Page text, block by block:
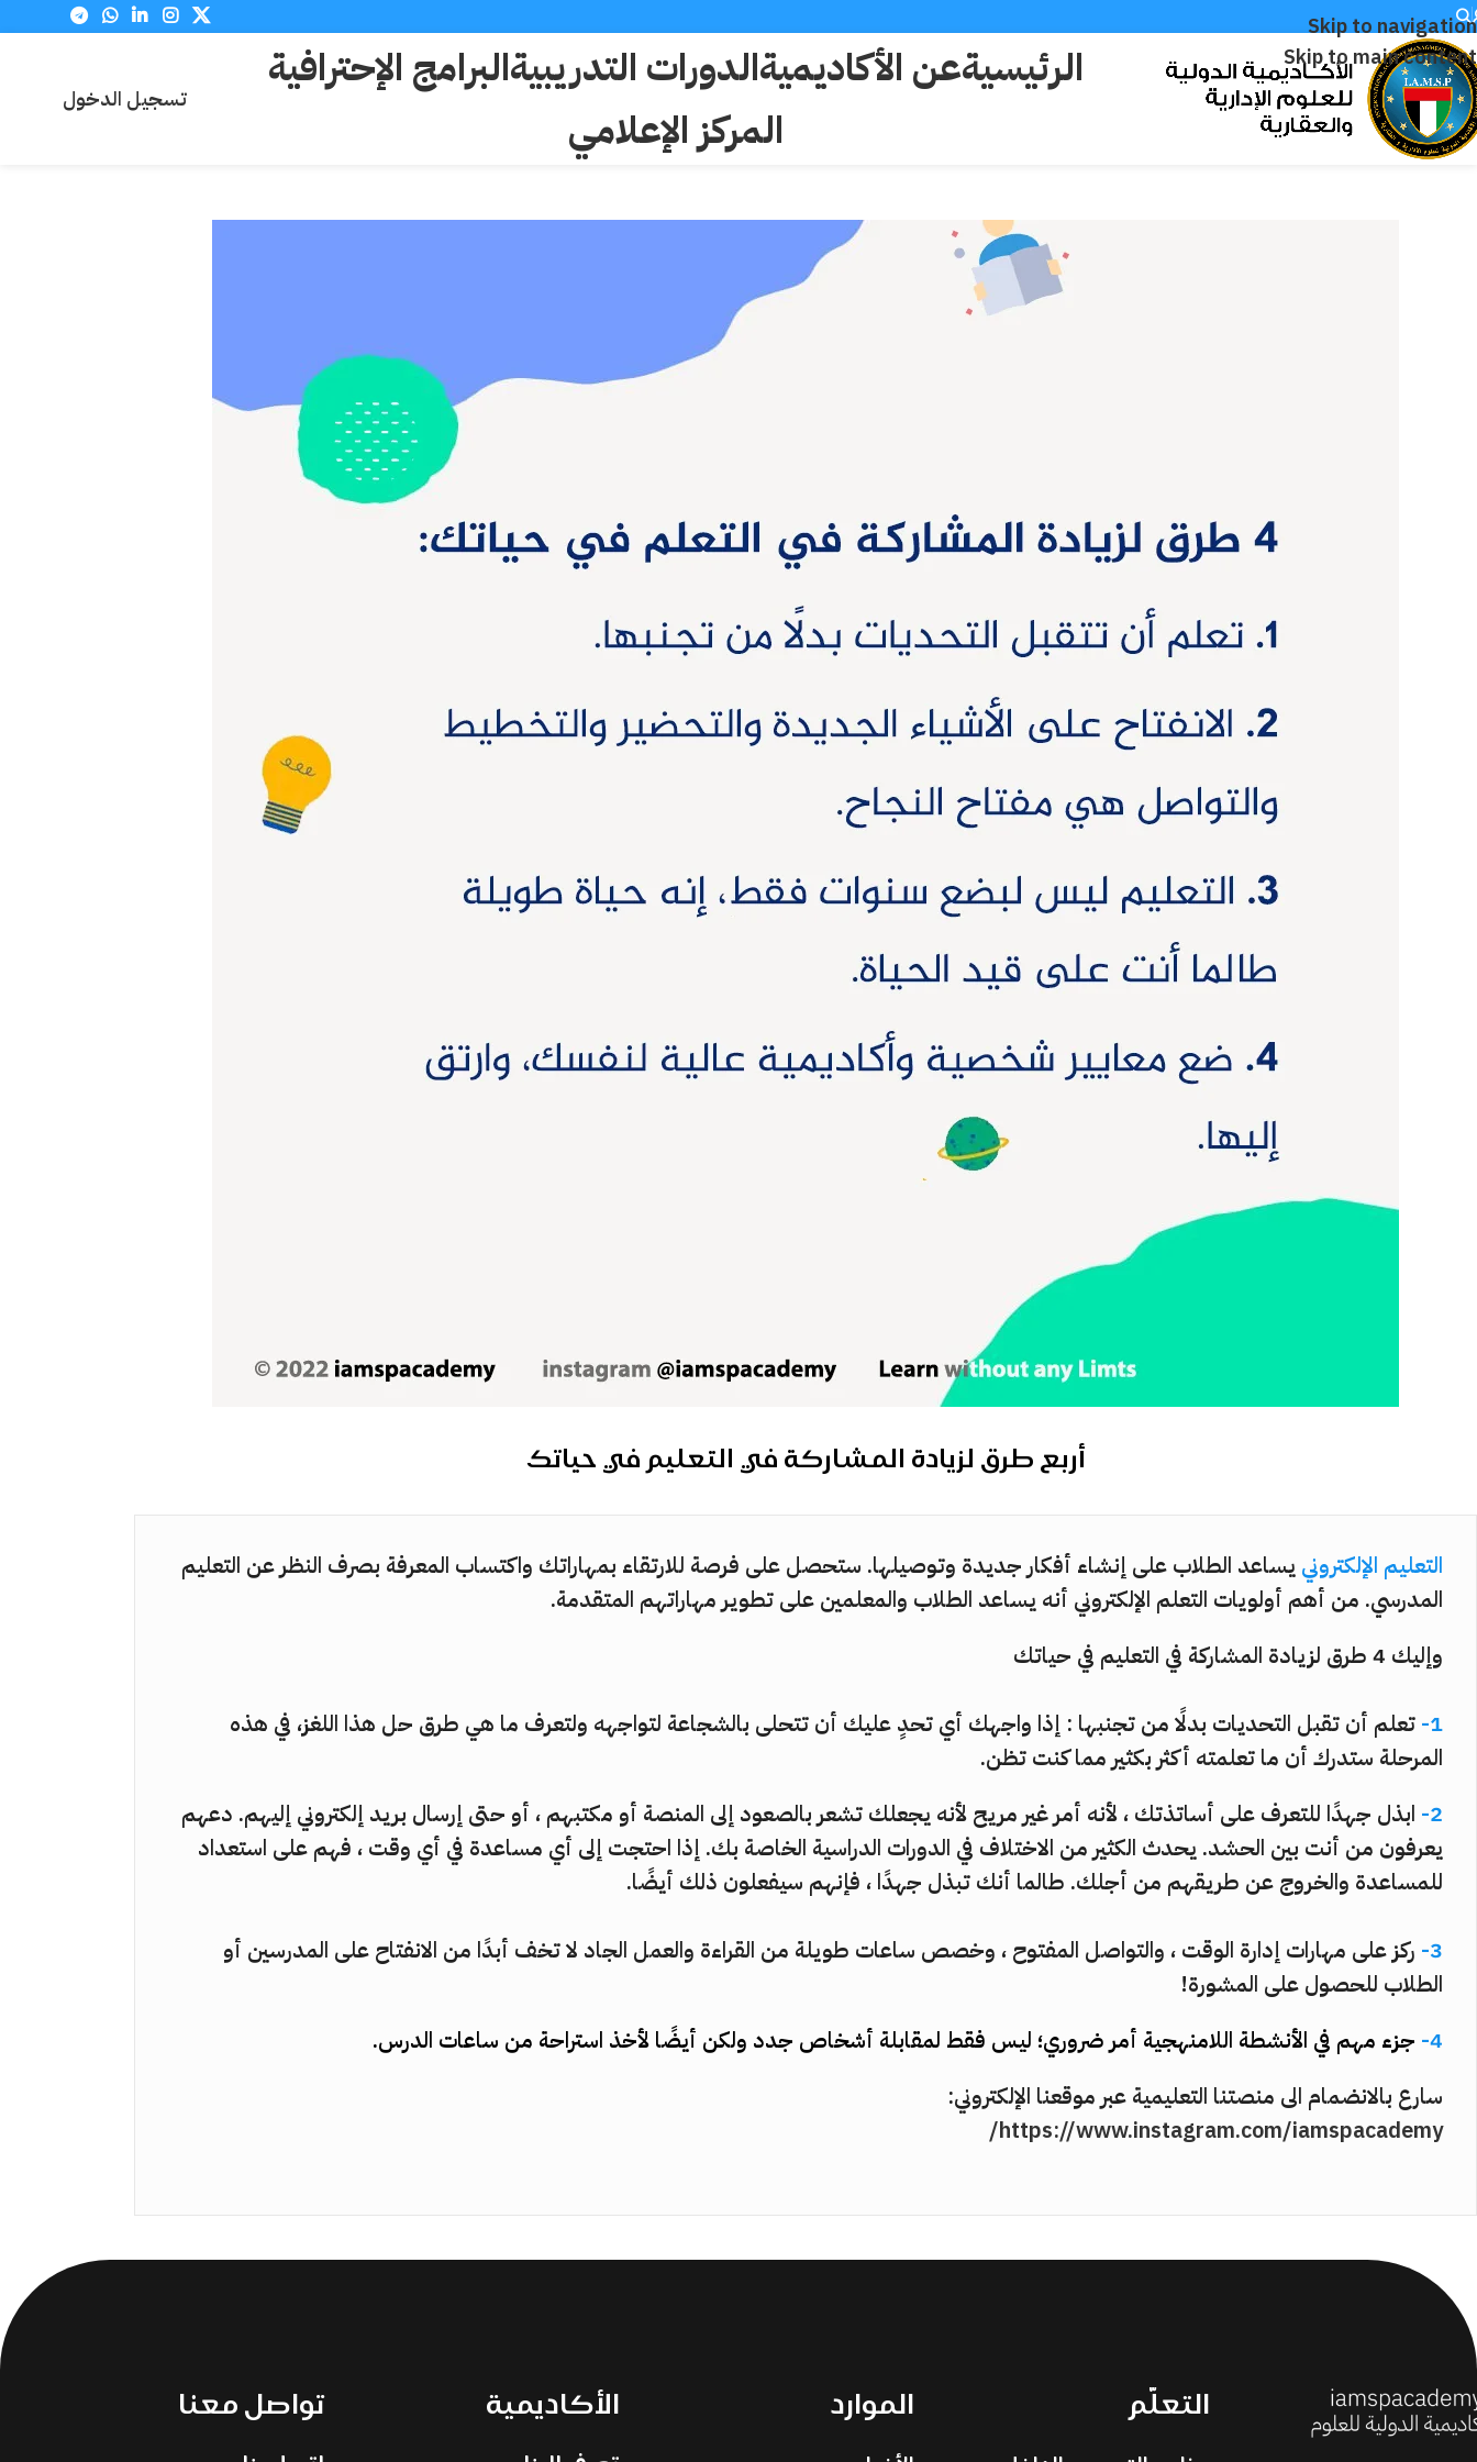
Skip to navigation
Skip to main content
الرئيسيةعن الأكاديميةالدورات التدريبيةالبرامج الإحترافية
المركز الإعلامي
تسجيل الدخول
أربع طرق لزيادة المشاركة في التعليم في حياتك
التعليم الإلكتروني يساعد الطلاب على إنشاء أفكار جديدة وتوصيلها. ستحصل على فرصة للارتقاء بمهاراتك واكتساب المعرفة بصرف النظر عن التعليم
المدرسي. من أهم أولويات التعلم الإلكتروني أنه يساعد الطلاب والمعلمين على تطوير مهاراتهم المتقدمة.
وإليك 4 طرق لزيادة المشاركة في التعليم في حياتك
1- تعلم أن تقبل التحديات بدلًا من تجنبها : إذا واجهك أي تحدٍ عليك أن تتحلى بالشجاعة لتواجهه ولتعرف ما هي طرق حل هذا اللغز، في هذه
المرحلة ستدرك أن ما تعلمته أكثر بكثير مما كنت تظن.
2- ابذل جهدًا للتعرف على أساتذتك ، لأنه أمر غير مريح لأنه يجعلك تشعر بالصعود إلى المنصة أو مكتبهم ، أو حتى إرسال بريد إلكتروني إليهم. دعهم
يعرفون من أنت بين الحشد. يحدث الكثير من الاختلاف في الدورات الدراسية الخاصة بك. إذا احتجت إلى أي مساعدة في أي وقت ، فهم على استعداد
للمساعدة والخروج عن طريقهم من أجلك. طالما أنك تبذل جهدًا ، فإنهم سيفعلون ذلك أيضًا.
3- ركز على مهارات إدارة الوقت ، والتواصل المفتوح ، وخصص ساعات طويلة من القراءة والعمل الجاد لا تخف أبدًا من الانفتاح على المدرسين أو
الطلاب للحصول على المشورة!
4- جزء مهم في الأنشطة اللامنهجية أمر ضروري؛ ليس فقط لمقابلة أشخاص جدد ولكن أيضًا لأخذ استراحة من ساعات الدرس.
سارع بالانضمام الى منصتنا التعليمية عبر موقعنا الإلكتروني:
https://www.instagram.com/iamspacademy/
تواصل معنا الأكاديمية الموارد التعلّم